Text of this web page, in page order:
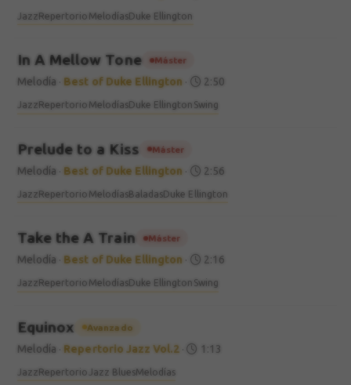
JazzRepertorio MelodíasDuke Ellington
In A Mellow Tone Máster
Melodía Best of Duke Ellington 2:50
JazzRepertorio MelodíasDuke Ellington Swing
Prelude to a Kiss Máster
Melodía Best of Duke Ellington 2:56
JazzRepertorio MelodíasBaladasDuke Ellington
Take the A Train Máster
Melodía Best of Duke Ellington 2:16
JazzRepertorio MelodíasDuke Ellington Swing
Equinox Avanzado
Melodía Repertorio Jazz Vol.2 · 1:13
JazzRepertorio Jazz BluesMelodías